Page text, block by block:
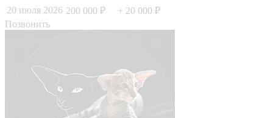
20 июля 2026 200 000 ₽
+ 20 000 ₽
Позвонить